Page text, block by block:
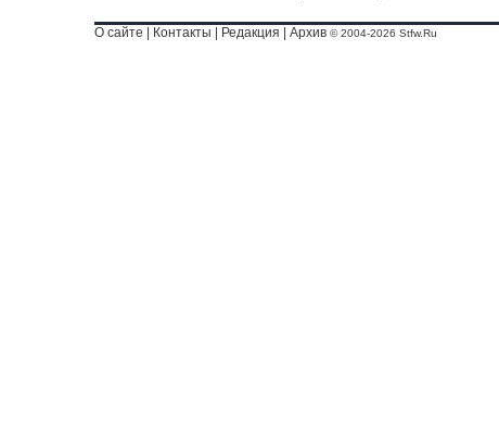
О сайте Контакты Редакция Архив © 2004-2026 Stfw.Ru